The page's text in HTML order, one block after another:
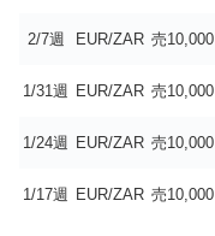
2/7週 EUR/ZAR 売10,000
1/31週 EUR/ZAR 売10,000
1/24週 EUR/ZAR 売10,000
1/17週 EUR/ZAR 売10,000